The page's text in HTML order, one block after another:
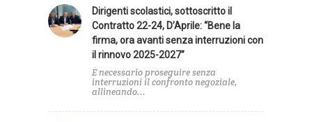
Dirigenti scolastici, sottoscritto il
Contratto 22-24, D’Aprile: “Bene la
firma, ora avanti senza interruzioni con
il rinnovo 2025-2027”
È necessario proseguire senza
interruzioni il confronto negoziale,
allineando...